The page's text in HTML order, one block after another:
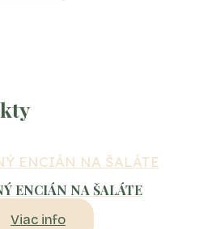
ENCIÁN NA ŠALÁTE
Viac info